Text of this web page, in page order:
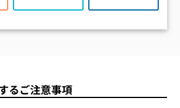
るご注意事項